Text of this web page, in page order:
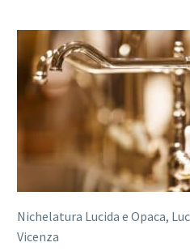
Nichelatura Lucida e Opaca,
Vicenza